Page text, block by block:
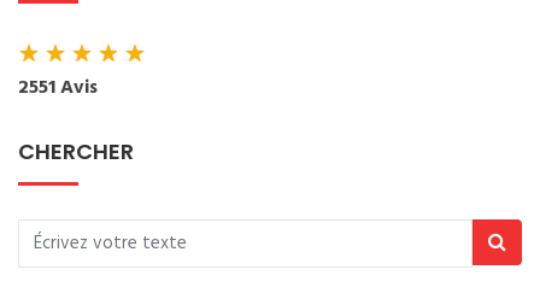
★★★★★
2551 Avis
CHERCHER